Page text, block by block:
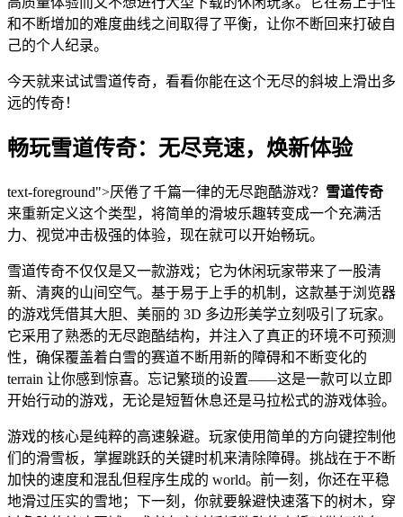
和不断增加的难度曲线之间取得了平衡，让你不断回来打破自
己的个人纪录。
今天就来试试雪道传奇，看看你能在这个无尽的斜坡上滑出多
远的传奇！
畅玩雪道传奇：无尽竞速，焕新体验
text-foreground">厌倦了千篇一律的无尽跑酷游戏？ 雪道传奇
来重新定义这个类型，将简单的滑坡乐趣转变成一个充满活
力、视觉冲击极强的体验，现在就可以开始畅玩。
雪道传奇不仅仅是又一款游戏；它为休闲玩家带来了一股清
新、清爽的山间空气。基于易于上手的机制，这款基于浏览器
的游戏凭借其大胆、美丽的 3D 多边形美学立刻吸引了玩家。
它采用了熟悉的无尽跑酷结构，并注入了真正的环境不可预测
性，确保覆盖着白雪的赛道不断用新的障碍和不断变化的
terrain 让你感到惊喜。忘记繁琐的设置——这是一款可以立即
开始行动的游戏，无论是短暂休息还是马拉松式的游戏体验。
游戏的核心是纯粹的高速躲避。玩家使用简单的方向键控制他
们的滑雪板，掌握跳跃的关键时机来清除障碍。挑战在于不断
加快的速度和混乱但程序生成的 world。前一刻，你还在平稳
地滑过压实的雪地；下一刻，你就要躲避快速落下的树木，穿